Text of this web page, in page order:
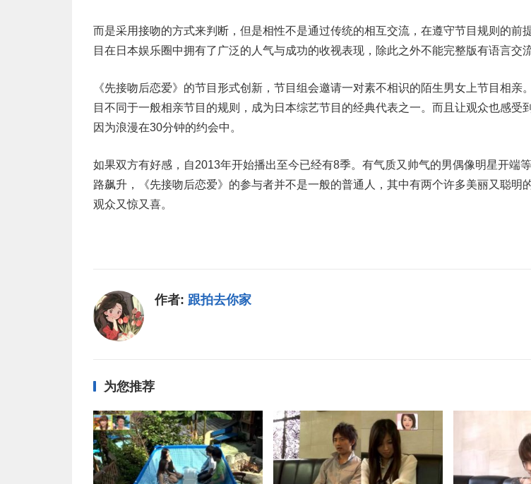
而是采用接吻的方式来判断，但是相性不是通过传统的相互交流，在遵守节目规则的前
目在日本娱乐圈中拥有了广泛的人气与成功的收视表现，除此之外不能完整版有语言交流
《先接吻后恋爱》的节目形式创新，节目组会邀请一对素不相识的陌生男女上节目相亲
目不同于一般相亲节目的规则，成为日本综艺节目的经典代表之一。而且让观众也感受
因为浪漫在30分钟的约会中。
如果双方有好感，自2013年开始播出至今已经有8季。有气质又帅气的男偶像明星开端
路飙升，《先接吻后恋爱》的参与者并不是一般的普通人，其中有两个许多美丽又聪明
观众又惊又喜。
作者: 跟拍去你家
为您推荐